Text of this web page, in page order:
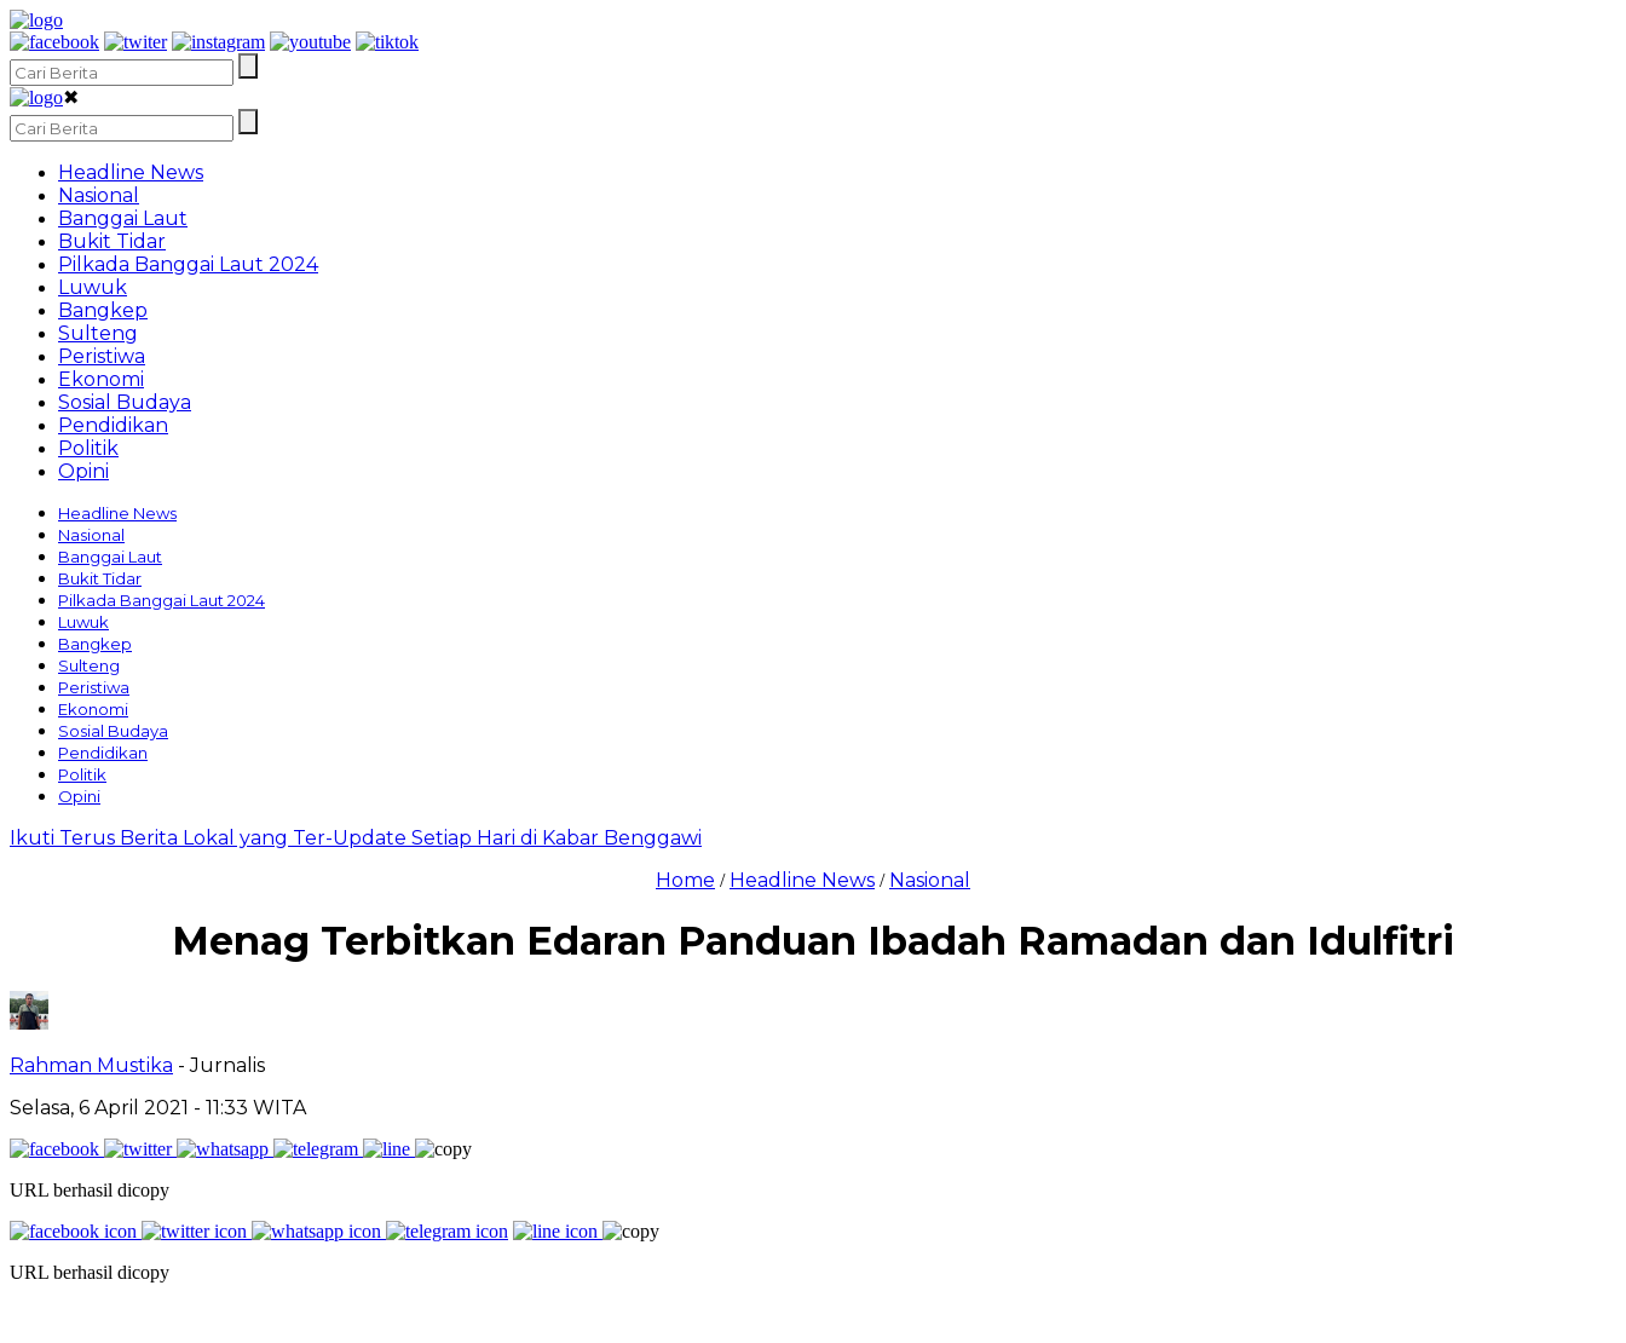
✖
Headline News
Nasional
Banggai Laut
Bukit Tidar
Pilkada Banggai Laut 2024
Luwuk
Bangkep
Sulteng
Peristiwa
Ekonomi
Sosial Budaya
Pendidikan
Politik
Opini
Headline News
Nasional
Banggai Laut
Bukit Tidar
Pilkada Banggai Laut 2024
Luwuk
Bangkep
Sulteng
Peristiwa
Ekonomi
Sosial Budaya
Pendidikan
Politik
Opini
Ikuti Terus Berita Lokal yang Ter-Update Setiap Hari di Kabar Benggawi
Home / Headline News / Nasional
Menag Terbitkan Edaran Panduan Ibadah Ramadan dan Idulfitri
Rahman Mustika - Jurnalis
Selasa, 6 April 2021 - 11:33 WITA
URL berhasil dicopy
URL berhasil dicopy